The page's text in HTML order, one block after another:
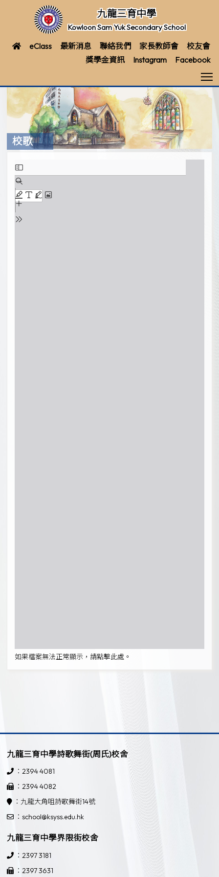
九龍三育中學
Kowloon Sam Yuk Secondary School
eClass 最新消息 聯絡我們 家長教師會
校友會
獎學金資訊
Instagram Facebook
校歌
如果檔案無法正常顯示，請點擊此處。
九龍三育中學詩歌舞街(周氏)校舍
：2394 4081
：2394 4082
：九龍大角咀詩歌舞街14號
：school@ksyss.edu.hk
九龍三育中學界限街校舍
：2397 3181
：2397 3631